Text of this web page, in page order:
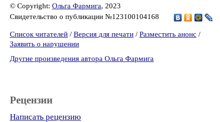
© Copyright: Ольга Фармига, 2023
Свидетельство о публикации №123100104168
Список читателей / Версия для печати / Разместить анонс /
Заявить о нарушении
Другие произведения автора Ольга Фармига
Рецензии
Написать рецензию